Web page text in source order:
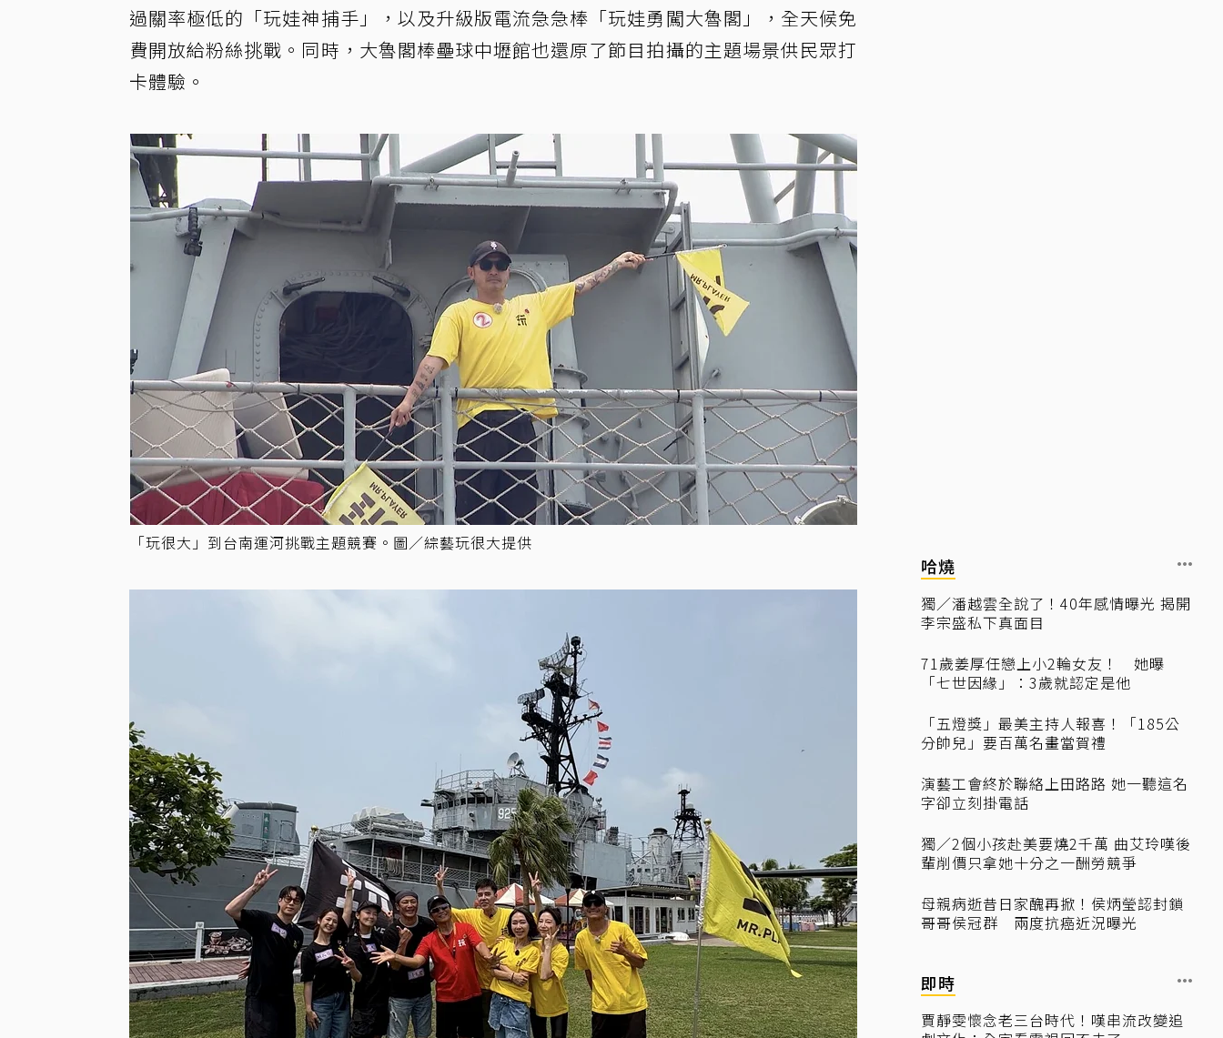
過關率極低的「玩娃神捕手」，以及升級版電流急急棒「玩娃勇闖大魯閣」，全天候免
費開放給粉絲挑戰。同時，大魯閣棒壘球中壢館也還原了節目拍攝的主題場景供民眾打
卡體驗。
「玩很大」到台南運河挑戰主題競賽。圖／綜藝玩很大提供
哈燒
獨／潘越雲全說了！40年感情曝光 揭開
李宗盛私下真面目
71歲姜厚任戀上小2輪女友！ 她曝
「七世因緣」：3歲就認定是他
「五燈獎」最美主持人報喜！「185公
分帥兒」要百萬名畫當賀禮
演藝工會終於聯絡上田路路 她一聽這名
字卻立刻掛電話
獨／2個小孩赴美要燒2千萬 曲艾玲嘆後
輩削價只拿她十分之一酬勞競爭
母親病逝昔日家醜再掀！侯炳瑩認封鎖
哥哥侯冠群 兩度抗癌近況曝光
即時
賈靜雯懷念老三台時代！嘆串流改變追